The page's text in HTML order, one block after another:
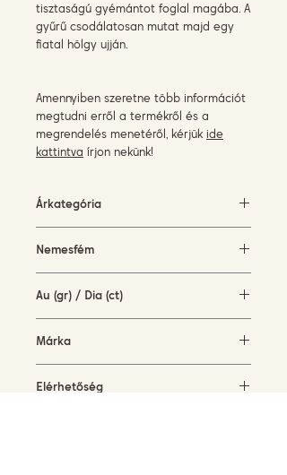
tisztaságú gyémántot foglal magába. A
gyűrű csodálatosan mutat majd egy
fiatal hölgy ujján.
Amennyiben szeretne több információt
megtudni erről a termékről és a
megrendelés menetéről, kérjük ide
kattintva írjon nekünk!
Árkategória
Nemesfém
Au (gr) / Dia (ct)
Márka
Elérhetőség